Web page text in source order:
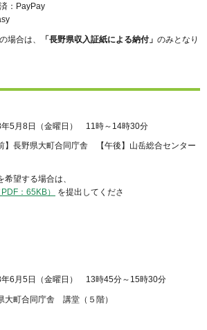
：PayPay
場合は、 「長野県収入証紙による納付」 のみとなり
5月8日（金曜日） 11時～14時30分
長野県大町合同庁舎 【午後】山岳総合センター
希望する場合は、
：65KB）
を提出してくださ
。
6月5日（金曜日） 13時45分～15時30分
町合同庁舎 講堂（５階）